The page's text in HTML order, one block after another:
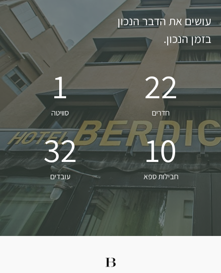
עושים את הדבר הנכון
בזמן הנכון.
22
חדרים
1
סוויטה
10
חבילות ספא
32
עובדים